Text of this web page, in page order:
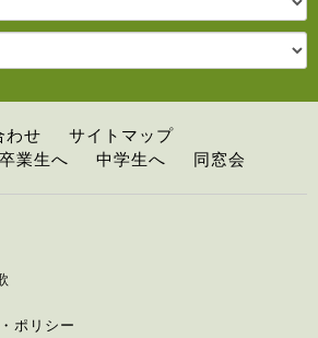
わせ
サイトマップ
卒業生へ 中学生へ 同窓会
ポリシー